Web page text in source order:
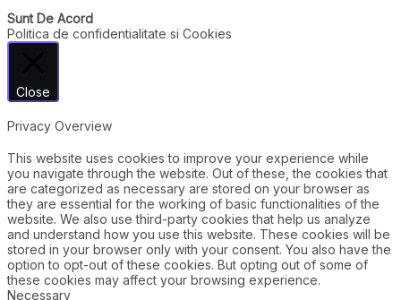
Sunt De Acord
Politica de confidentialitate si Cookies
Close
Privacy Overview
This website uses cookies to improve your experience while
you navigate through the website. Out of these, the cookies that
are categorized as necessary are stored on your browser as
they are essential for the working of basic functionalities of the
website. We also use third-party cookies that help us analyze
and understand how you use this website. These cookies will be
stored in your browser only with your consent. You also have the
option to opt-out of these cookies. But opting out of some of
these cookies may affect your browsing experience.
Necessary